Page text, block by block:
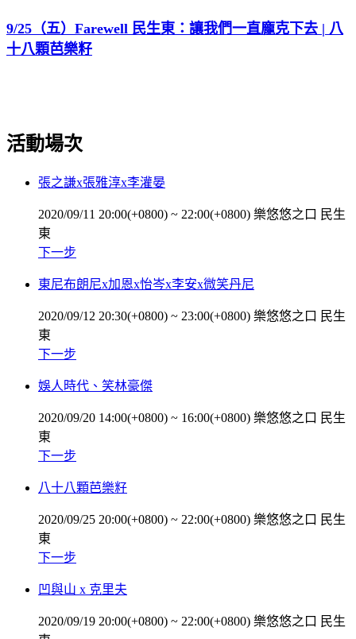
9/25（五）Farewell 民生東：讓我們一直龐克下去 | 八
十八顆芭樂籽
活動場次
張之謙x張雅淳x李灌晏
2020/09/11 20:00(+0800) ~ 22:00(+0800) 樂悠悠之口 民生
東
下一步
東尼布朗尼x加恩x怡岑x李安x微笑丹尼
2020/09/12 20:30(+0800) ~ 23:00(+0800) 樂悠悠之口 民生
東
下一步
娛人時代、笑林豪傑
2020/09/20 14:00(+0800) ~ 16:00(+0800) 樂悠悠之口 民生
東
下一步
八十八顆芭樂籽
2020/09/25 20:00(+0800) ~ 22:00(+0800) 樂悠悠之口 民生
東
下一步
凹與山 x 克里夫
2020/09/19 20:00(+0800) ~ 22:00(+0800) 樂悠悠之口 民生